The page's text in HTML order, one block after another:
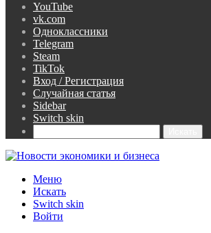
YouTube
vk.com
Одноклассники
Telegram
Steam
TikTok
Вход / Регистрация
Случайная статья
Sidebar
Switch skin
Меню
Искать
Switch skin
Войти